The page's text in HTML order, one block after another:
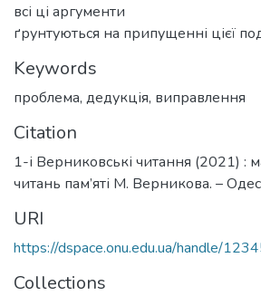
всі ці аргументи
ґрунтуються на припущенні цієї
Keywords
проблема, дедукція, виправлення
Citation
1-і Верниковські читання (2021) :
читань пам’яті М. Верникова. –
URI
https://dspace.onu.edu.ua/handle/
Collections